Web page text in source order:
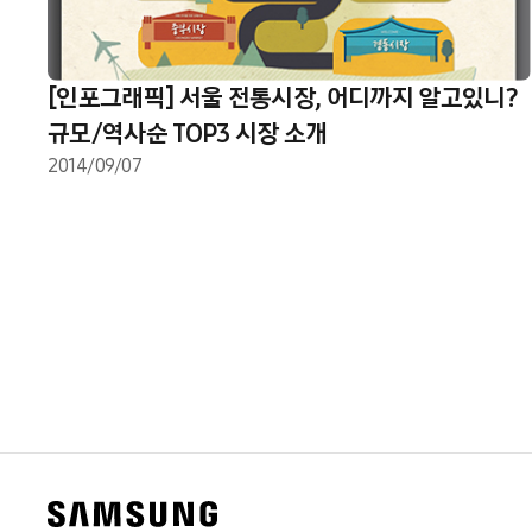
[인포그래픽] 서울 전통시장, 어디까지 알고있니?
규모/역사순 TOP3 시장 소개
2014/09/07